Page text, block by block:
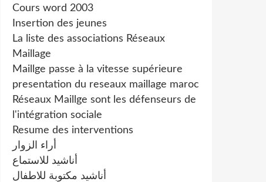
Cours word 2003
Insertion des jeunes
La liste des associations Réseaux
Maillage
Maillge passe à la vitesse supérieure
presentation du reseaux maillage maroc
Réseaux Maillge sont les défenseurs de
l'intégration sociale
Resume des interventions
أراء الزوار
أناشيد للاستماع
أناشيد مكتوبة للاطفال